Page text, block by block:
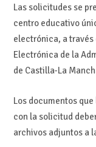
Las solicitudes se
centro educativo
electrónica, a
Electrónica de la
de Castilla-La
Los documentos
con la solicitud
archivos adjuntos a